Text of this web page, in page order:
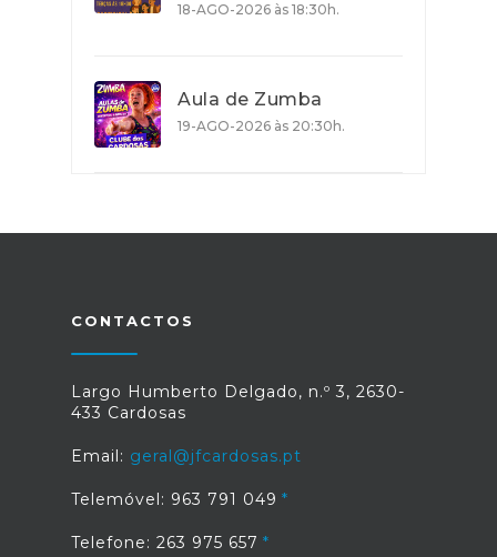
18-AGO-2026 às 18:30h.
Aula de Zumba
19-AGO-2026 às 20:30h.
CONTACTOS
Largo Humberto Delgado, n.º 3, 2630-
433 Cardosas
Email: geral@jfcardosas.pt
Telemóvel: 963 791 049
Telefone: 263 975 657